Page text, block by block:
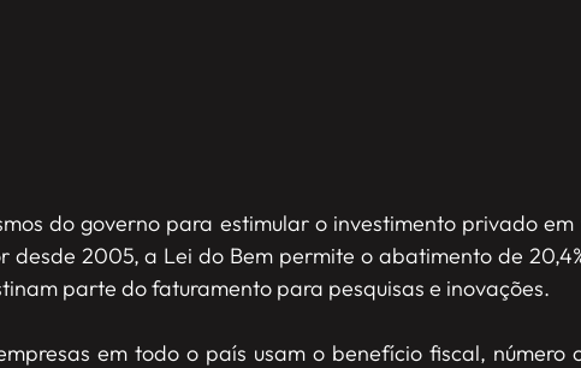
do governo para estimular o investimento privado
desde 2005, a Lei do Bem permite o abatimento de
parte do faturamento para pesquisas e inovações.
em todo o país usam o benefício fiscal, número